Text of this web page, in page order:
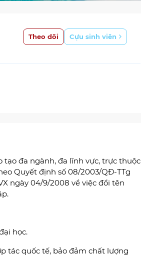
Theo dõi Cựu sinh viên
đa ngành, đa lĩnh vực, trực thuộc
Quyết định số 08/2003/QĐ-TTg
ngày 04/9/2008 về việc đổi tên
học.
tác quốc tế, bảo đảm chất lượng